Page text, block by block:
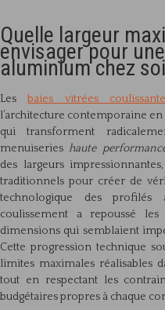
Quelle largeur
envisager pour
aluminium chez
Lesbaies vitrées
l’architecture contemporaine
qui transforment
menuiseries haute
des largeurs
traditionnels pour créer de
technologique des
coulissement a repoussé
dimensions qui semblaient
Cette progression technique
limites maximales réalisables
tout en respectant les
budgétaires propres à chaque